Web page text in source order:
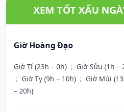
XEM TỐT XẤU
Giờ Hoàng Đạo
Giờ Tí (23h – 0h) ; Giờ Sửu (1h –
; Giờ Tỵ (9h – 10h) ; Giờ Mùi
– 20h)